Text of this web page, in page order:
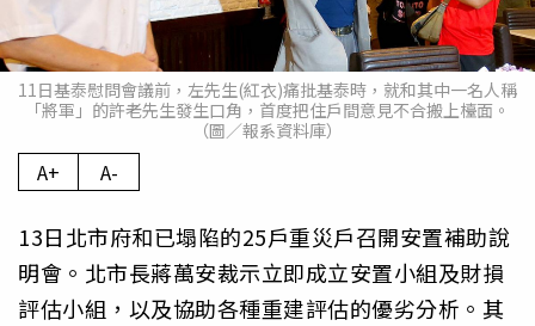
11日基泰慰問會議前，左先生(紅衣)痛批基泰時，就和其中一名人稱
「將軍」的許老先生發生口角，首度把住戶間意見不合搬上檯面。
（圖／報系資料庫）
A+ A-
13日北市府和已塌陷的25戶重災戶召開安置補助說
明會。北市長蔣萬安裁示立即成立安置小組及財損
評估小組，以及協助各種重建評估的優劣分析。其